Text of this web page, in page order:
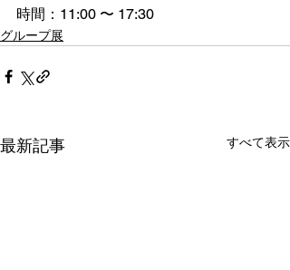
時間：11:00 〜 17:30
グループ展
最新記事 すべて表示